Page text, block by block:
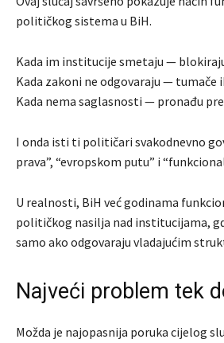
političkog sistema u BiH.
Kada im institucije smetaju —
Kada zakoni ne odgovaraju — tumače
Kada nema saglasnosti — pronađu
I onda isti ti političari svakodnevno
prava”, “evropskom putu” i
U realnosti, BiH već godinama
političkog nasilja nad institucijama,
samo ako odgovaraju vladajućim
Najveći problem tek
Možda je najopasnija poruka cijelog